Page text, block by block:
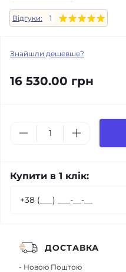
Відгуки: 1
Знайшли дешевше?
16 530.00 грн
Купити в 1 клік:
ДОСТАВКА
- Новою Поштою